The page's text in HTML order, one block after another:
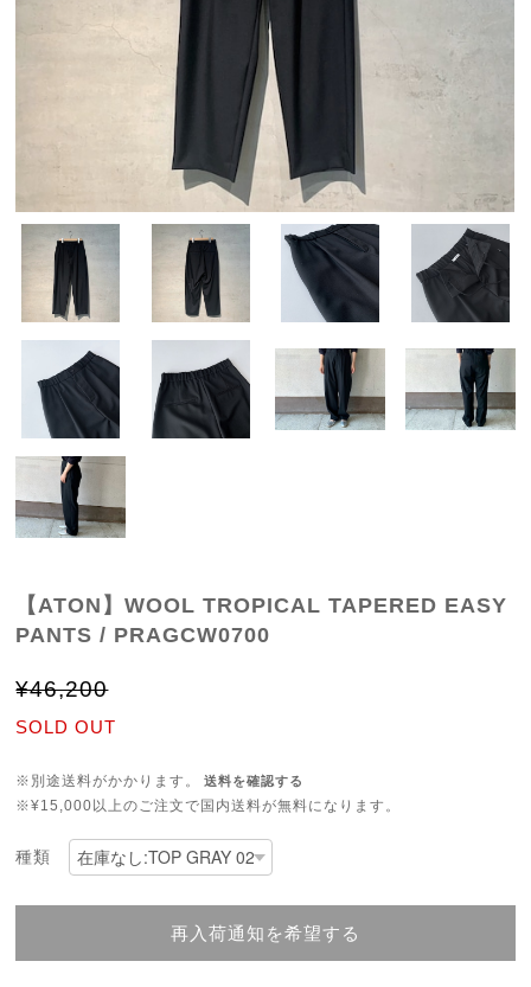
【ATON】WOOL TROPICAL TAPERED EASY
PANTS / PRAGCW0700
¥46,200
SOLD OUT
※別途送料がかかります。 送料を確認する
※¥15,000以上のご注文で国内送料が無料になります。
種類
再入荷通知を希望する